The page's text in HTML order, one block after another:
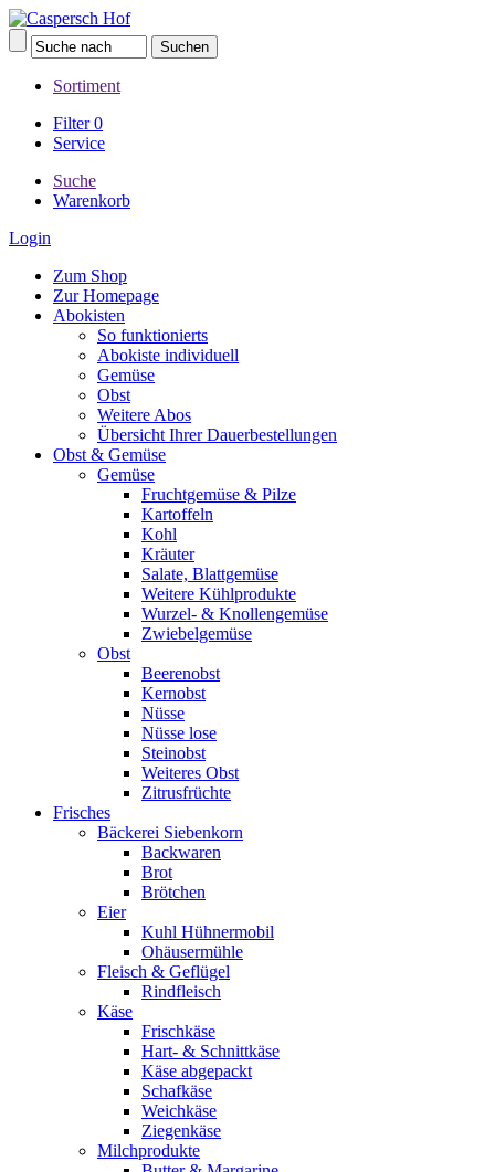
Sortiment
Filter0
Service
Suche
Warenkorb
Login
Zum Shop
Zur Homepage
Abokisten
So funktionierts
Abokiste individuell
Gemüse
Obst
Weitere Abos
Übersicht Ihrer Dauerbestellungen
Obst & Gemüse
Gemüse
Fruchtgemüse & Pilze
Kartoffeln
Kohl
Kräuter
Salate, Blattgemüse
Weitere Kühlprodukte
Wurzel- & Knollengemüse
Zwiebelgemüse
Obst
Beerenobst
Kernobst
Nüsse
Nüsse lose
Steinobst
Weiteres Obst
Zitrusfrüchte
Frisches
Bäckerei Siebenkorn
Backwaren
Brot
Brötchen
Eier
Kuhl Hühnermobil
Ohäusermühle
Fleisch & Geflügel
Rindfleisch
Käse
Frischkäse
Hart- & Schnittkäse
Käse abgepackt
Schafkäse
Weichkäse
Ziegenkäse
Milchprodukte